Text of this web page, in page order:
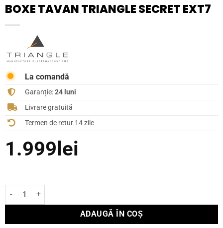
BOXE TAVAN TRIANGLE SECRET EXT7
La comandă
Garanție:24 luni
Livrare gratuită
Termen de retur 14 zile
1.999lei
Cantitate Boxe tavan Triangle Secret EXT7
ADAUGĂ ÎN COȘ